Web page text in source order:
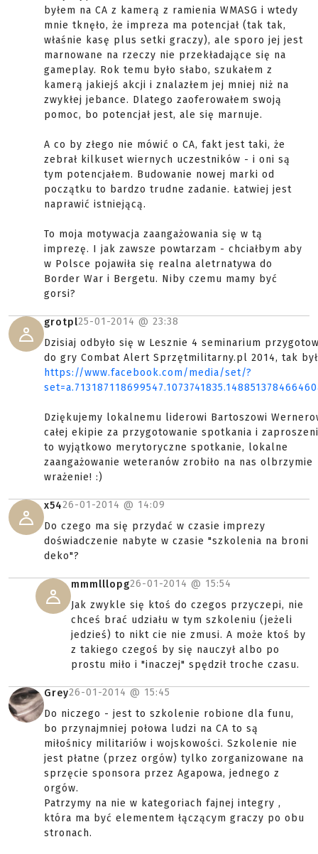
byłem na CA z kamerą z ramienia WMASG i wtedy
mnie tknęło, że impreza ma potencjał (tak tak,
właśnie kasę plus setki graczy), ale sporo jej jest
marnowane na rzeczy nie przekładające się na
gameplay. Rok temu było słabo, szukałem z
kamerą jakiejś akcji i znalazłem jej mniej niż na
zwykłej jebance. Dlatego zaoferowałem swoją
pomoc, bo potencjał jest, ale się marnuje.
A co by złego nie mówić o CA, fakt jest taki, że
zebrał kilkuset wiernych uczestników - i oni są
tym potencjałem. Budowanie nowej marki od
początku to bardzo trudne zadanie. Łatwiej jest
naprawić istniejącą.
To moja motywacja zaangażowania się w tą
imprezę. I jak zawsze powtarzam - chciałbym aby
w Polsce pojawiła się realna aletrnatywa do
Border War i Bergetu. Niby czemu mamy być
gorsi?
grotpl25-01-2014 @ 23:38
Dzisiaj odbyło się w Lesznie 4 seminarium
do gry Combat Alert Sprzętmilitarny.pl 2014, tak
https://www.facebook.com/media/set/?
Dziękujemy lokalnemu liderowi Bartoszowi
całej ekipie za przygotowanie spotkania i
to wyjątkowo merytoryczne spotkanie, lokalne
zaangażowanie weteranów zrobiło na nas olbrzymie
wrażenie! :)
x5426-01-2014 @ 14:09
Do czego ma się przydać w czasie imprezy
doświadczenie nabyte w czasie "szkolenia na broni
deko"?
mmmlllopg26-01-2014 @ 15:54
Jak zwykle się ktoś do czegos przyczepi, nie
chceś brać udziału w tym szkoleniu (jeżeli
jedzieś) to nikt cie nie zmusi. A może ktoś by
z takiego czegoś by się nauczył albo po
prostu miło i "inaczej" spędził troche czasu.
Grey26-01-2014 @ 15:45
Do niczego - jest to szkolenie robione dla funu,
bo przynajmniej połowa ludzi na CA to są
miłośnicy militariów i wojskowości. Szkolenie nie
jest płatne (przez orgów) tylko zorganizowane na
sprzęcie sponsora przez Agapowa, jednego z
orgów.
Patrzymy na nie w kategoriach fajnej integry ,
która ma być elementem łączącym graczy po obu
stronach.